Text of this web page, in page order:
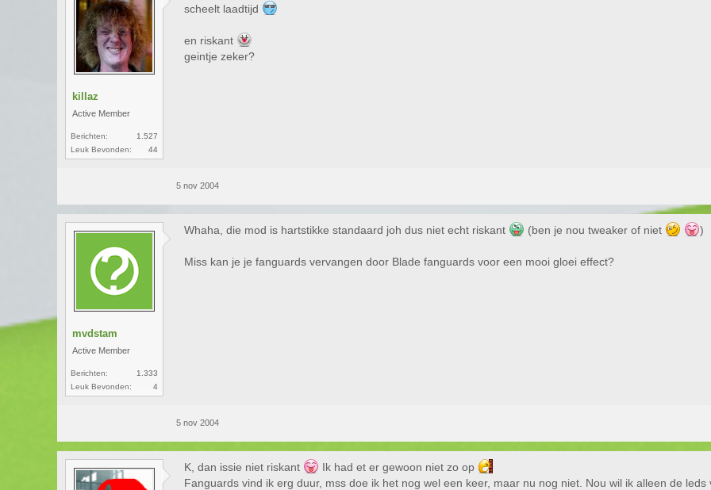
killaz
Active Member
Berichten:
1.527
Leuk Bevonden:
44
scheelt laadtijd
en riskant
geintje zeker?
5 nov 2004
mvdstam
Active Member
Berichten:
1.333
Leuk Bevonden:
4
Whaha, die mod is hartstikke standaard joh dus niet echt riskant (ben je nou tweaker of niet )
Miss kan je je fanguards vervangen door Blade fanguards voor een mooi gloei effect?
5 nov 2004
K, dan issie niet riskant
Ik had et er gewoon niet zo op
Fanguards vind ik erg duur, mss doe ik het nog wel een keer, maar nu nog niet. Nou wil ik alleen de